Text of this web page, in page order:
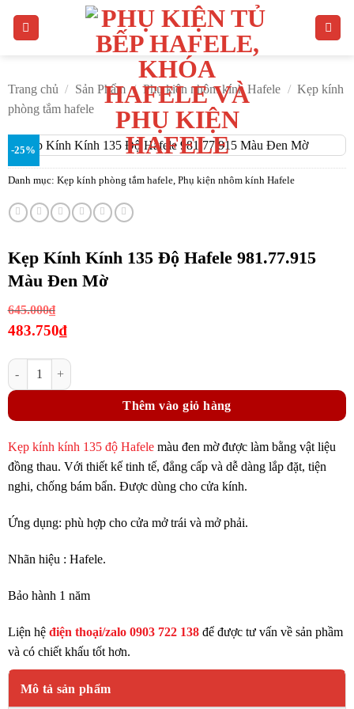
Trang chủ / Sản Phẩm / Phụ kiện nhôm kính Hafele / Kẹp kính
phòng tắm hafele
-25%
Danh mục: Kẹp kính phòng tắm hafele, Phụ kiện nhôm kính Hafele
Kẹp Kính Kính 135 Độ Hafele 981.77.915
Màu Đen Mờ
645.000₫
gốc
645.000₫.
483.750₫
tại
Kẹp Kính Kính 135 Độ Hafele 981.77.915 Màu Đen Mờ số lượng
Thêm vào giỏ hàng
Kẹp kính kính 135 độ Hafelemàu đen mờ được làm bằng vật liệu
đồng thau. Với thiết kế tinh tế, đẳng cấp và dễ dàng lắp đặt, tiện
nghi, chống bám bẩn. Được dùng cho cửa kính.
Ứng dụng: phù hợp cho cửa mở trái và mở phải.
Nhãn hiệu : Hafele.
Bảo hành 1 năm
Liện hệ điện thoại/zalo 0903 722 138để được tư vấn về sản phầm
và có chiết khấu tốt hơn.
Mô tả sản phẩm